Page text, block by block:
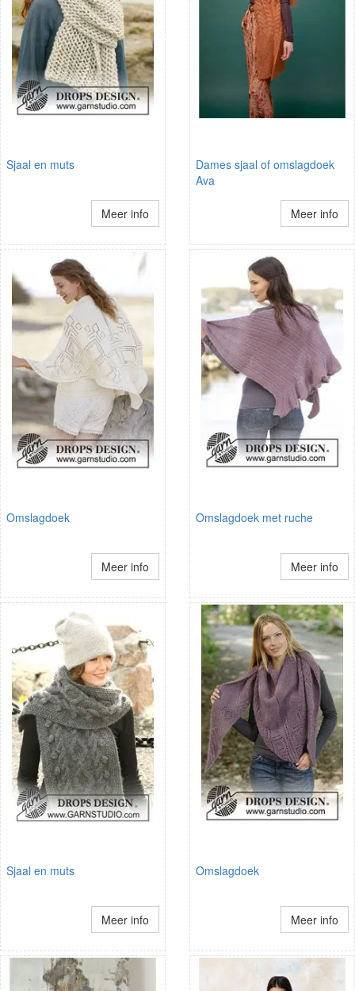
Sjaal en muts
Meer info
Dames sjaal of omslagdoek
Ava
Meer info
Omslagdoek
Meer info
Omslagdoek met ruche
Meer info
Sjaal en muts
Meer info
Omslagdoek
Meer info